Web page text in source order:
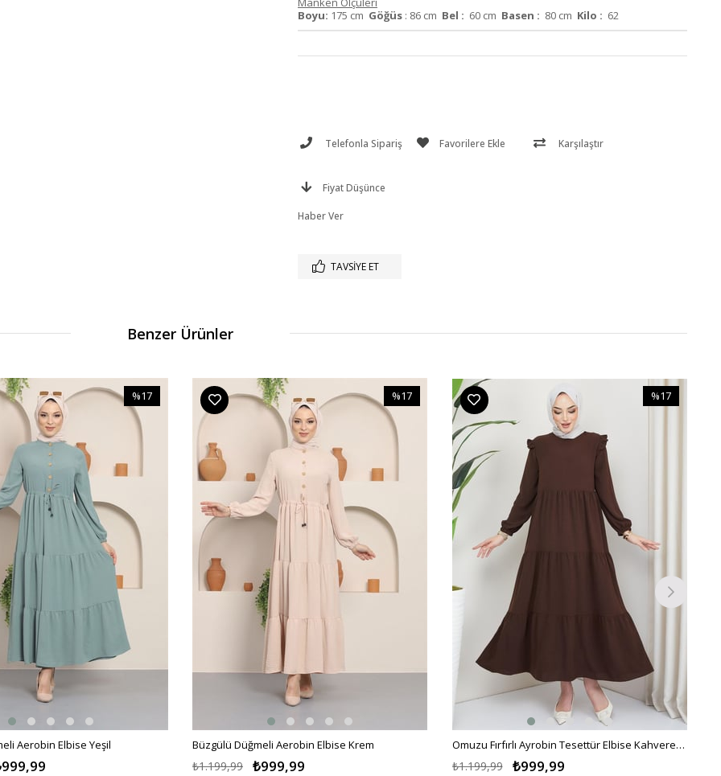
Boyu: 175 cm Göğüs : 86 cm Bel : 60 cm Basen : 80 cm Kilo : 62
Telefonla Sipariş Favorilere Ekle Karşılaştır
Fiyat Düşünce
Haber Ver
TAVSIYE ET
Benzer Ürünler
Aerobin Elbise Yeşil
%17
İndirim
Büzgülü Düğmeli Aerobin Elbise Krem
₺999,99
₺1.199,99
%17
İndirim
%17İndirim
Omuzu Fırfırlı Ayrobin Tesettür Elbise Kahverengi HM2062
₺999,99
₺1.199,99
%17